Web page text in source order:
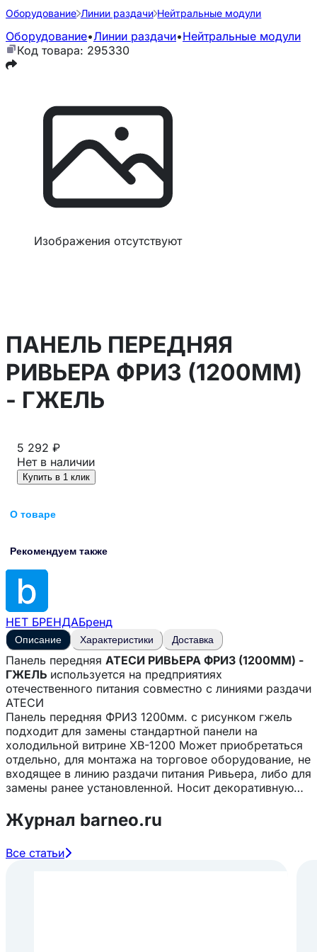
Оборудование Линии раздачи Нейтральные модули
Оборудование•Линии раздачи•Нейтральные модули
Код товара: 295330
Изображения отсутствуют
ПАНЕЛЬ ПЕРЕДНЯЯ
РИВЬЕРА ФРИЗ (1200ММ)
- ГЖЕЛЬ
5 292 ₽
Нет в наличии
Купить в 1 клик
О товаре
Рекомендуем также
НЕТ БРЕНДАБренд
Описание Характеристики Доставка
Панель передняя АТЕСИ РИВЬЕРА ФРИЗ (1200ММ) -
ГЖЕЛЬ используется на предприятиях
отечественного питания совместно с линиями раздачи
АТЕСИ
Панель передняя ФРИЗ 1200мм. с рисунком гжель
подходит для замены стандартной панели на
холодильной витрине ХВ-1200 Может приобретаться
отдельно, для монтажа на торговое оборудование, не
входящее в линию раздачи питания Ривьера, либо для
замены ранее установленной. Носит декоративную
узнаваемый стиль линии раздачи питания.
Панель является модульным изделием, состоящая из
стабилизирует панели, не позволяя деформироваться.
Журнал barneo.ru
Все статьи